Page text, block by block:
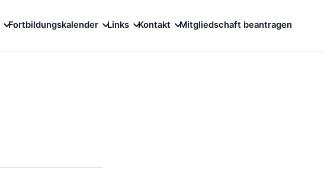
Fortbildungskalender Links Kontakt Mitgliedschaft beantragen